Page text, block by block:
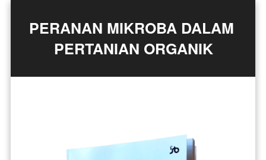
PERANAN MIKROBA DALAM
PERTANIAN ORGANIK